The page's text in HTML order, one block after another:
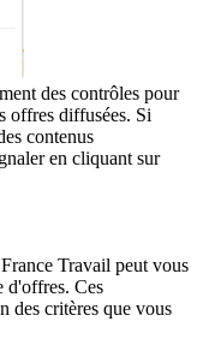
des contrôles pour
offres diffusées. Si
contenus
en cliquant sur
Travail peut vous
d'offres. Ces
des critères que vous